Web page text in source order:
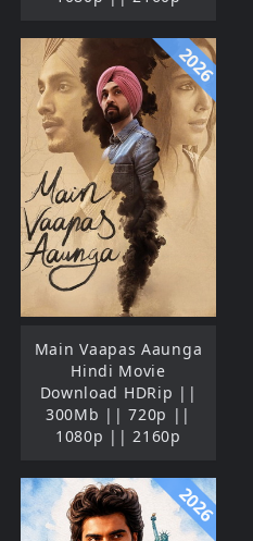
2026
Main Vaapas Aaunga
Hindi Movie
Download HDRip ||
300Mb || 720p ||
1080p || 2160p
2026